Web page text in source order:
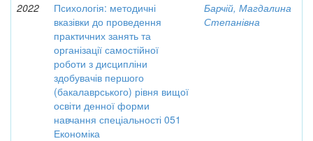
2022
Психологія: методичні
вказівки до проведення
практичних занять та
організації самостійної
роботи з дисципліни
здобувачів першого
(бакалаврського) рівня вищої
освіти денної форми
навчання спеціальності 051
Економіка
Барчій, Магдалина
Степанівна